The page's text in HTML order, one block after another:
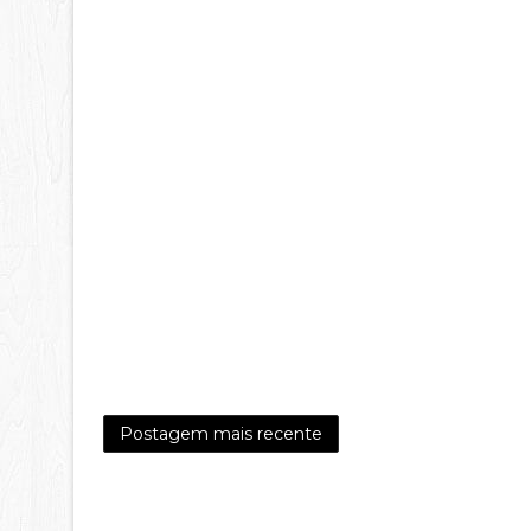
Postagem mais recente